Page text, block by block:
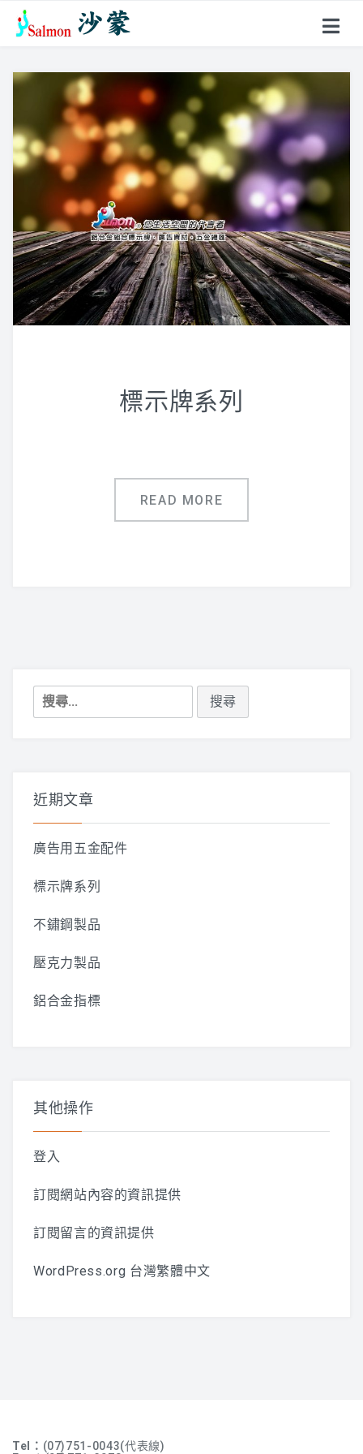
產品項目
戶外型指標
鋁合金名牌
超薄聚光燈
花架、燈箱
壓克力製品
標示牌系列
標示牌系列
READ MORE
搜
尋
近期文章
廣告用五金配件
標示牌系列
不鏽鋼製品
壓克力製品
鋁合金指標
其他操作
登入
訂閱網站內容的資訊提供
訂閱留言的資訊提供
WordPress.org 台灣繁體中文
Tel： (07)751-0043(代表線)